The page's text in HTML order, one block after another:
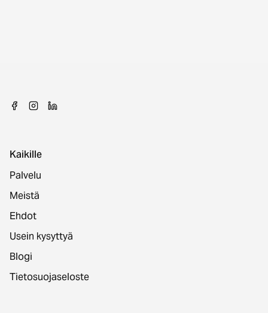
Kaikille
Palvelu
Meistä
Ehdot
Usein kysyttyä
Blogi
Tietosuojaseloste